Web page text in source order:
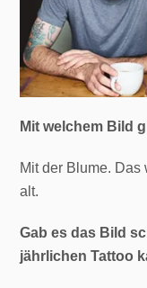
Mit welchem Bild
Mit der Blume.
alt.
Gab es das Bild
jährlichen Tattoo